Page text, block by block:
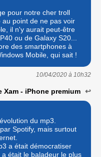
pour notre cher troll
au point de ne pas voir
il n'y aurait peut-être
ou de Galaxy S20...
des smartphones à
Mobile, qui sait !
10/04/2020 à 10h32
Xam - iPhone premium ↩
du mp3.
Spotify, mais surtout
a était démocratiser
a était le baladeur le plus